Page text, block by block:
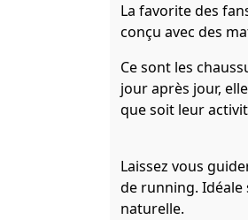
La favorite des
conçu avec des
Ce sont les
jour après jour,
que soit leur
Laissez vous
de running.
naturelle.